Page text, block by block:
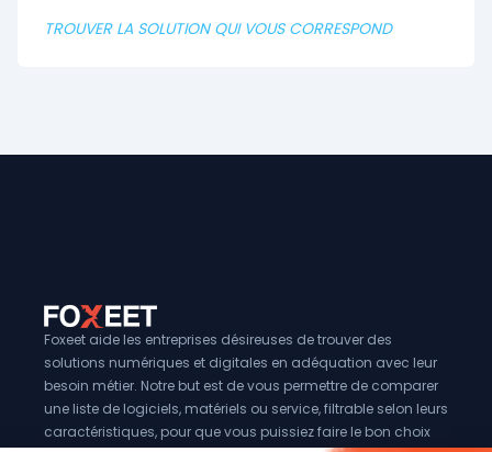
TROUVER LA SOLUTION QUI VOUS CORRESPOND
Foxeet aide les entreprises désireuses de trouver des
solutions numériques et digitales en adéquation avec leur
besoin métier. Notre but est de vous permettre de comparer
une liste de logiciels, matériels ou service, filtrable selon leurs
caractéristiques, pour que vous puissiez faire le bon choix